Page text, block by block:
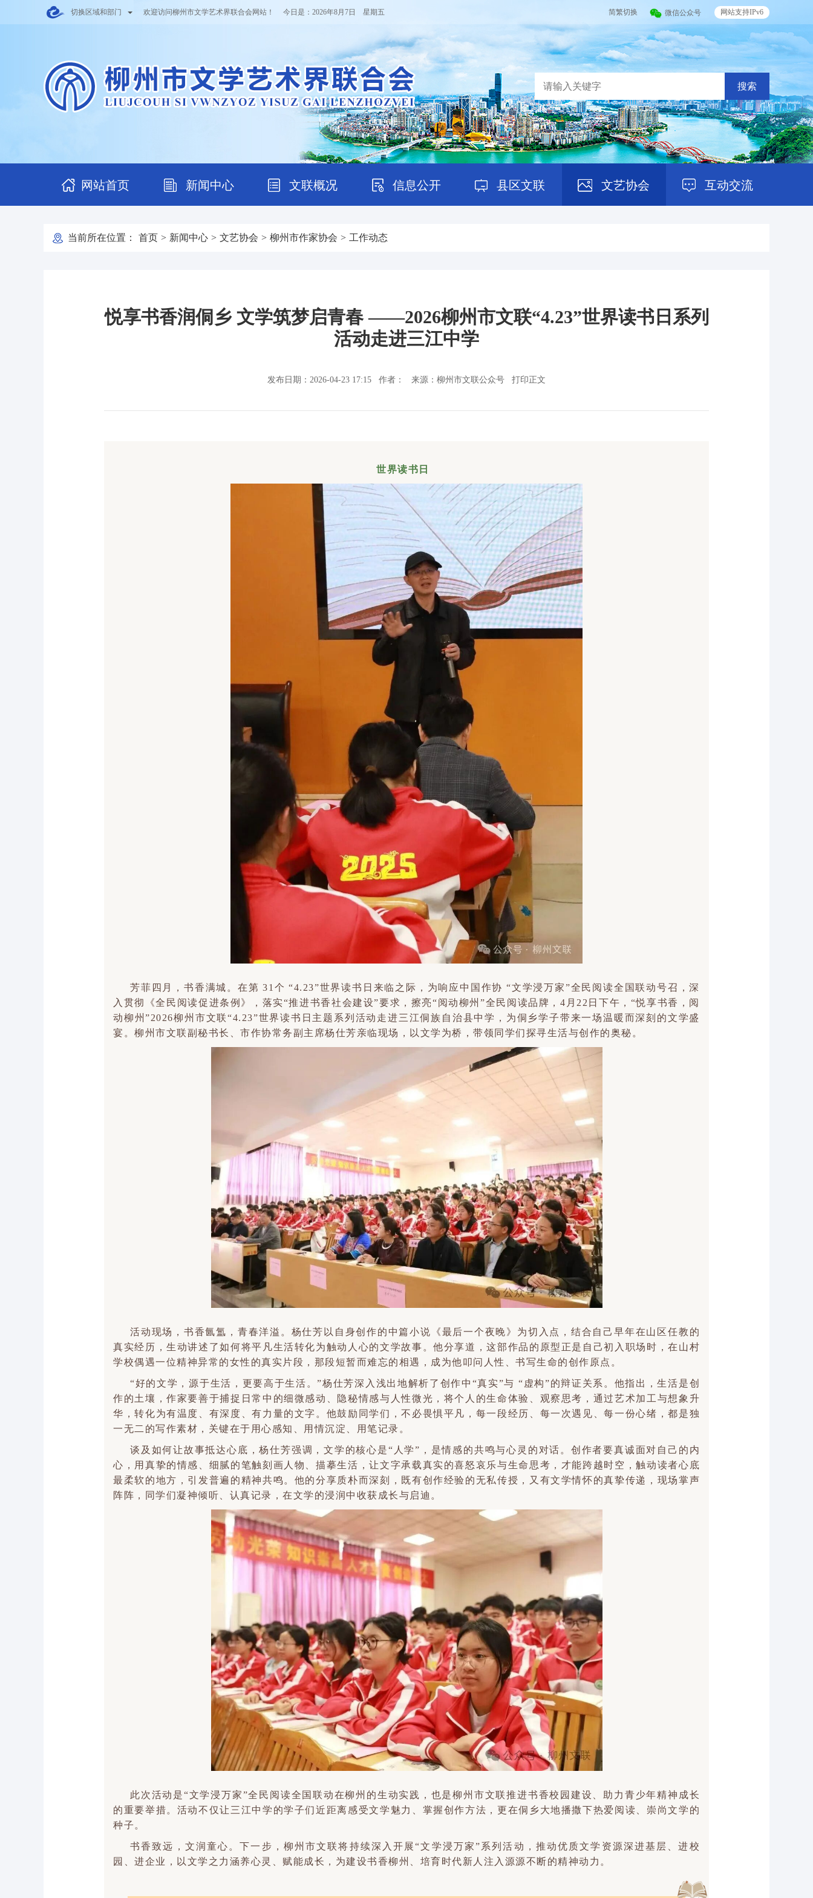
切换区域和部门 网站支持IPv6
简繁切换 微信公众号
欢迎访问柳州市文学艺术界联合会网站！ 今日是： 2026年8月7日 星期五
搜索
网站首页 新闻中心 文联概况 信息公开 县区文联 文艺协会 互动交流
当前所在位置： 首页 > 新闻中心 > 文艺协会 > 柳州市作家协会 > 工作动态
悦享书香润侗乡 文学筑梦启青春 ——2026柳州市文联“4.23”世界读书日系列
活动走进三江中学
发布日期：2026-04-23 17:15 作者： 来源：柳州市文联公众号 打印正文
世界读书日
芳菲四月，书香满城。在第 31个 “4.23”世界读书日来临之际，为响应中国作协 “文学浸万家”全民阅读全国联动号召，深
入贯彻《全民阅读促进条例》，落实“推进书香社会建设”要求，擦亮“阅动柳州”全民阅读品牌，4月22日下午，“悦享书香，阅
动柳州”2026柳州市文联“4.23”世界读书日主题系列活动走进三江侗族自治县中学，为侗乡学子带来一场温暖而深刻的文学盛
宴。柳州市文联副秘书长、市作协常务副主席杨仕芳亲临现场，以文学为桥，带领同学们探寻生活与创作的奥秘。
活动现场，书香氤氲，青春洋溢。杨仕芳以自身创作的中篇小说《最后一个夜晚》为切入点，结合自己早年在山区任教的
真实经历，生动讲述了如何将平凡生活转化为触动人心的文学故事。他分享道，这部作品的原型正是自己初入职场时，在山村
学校偶遇一位精神异常的女性的真实片段，那段短暂而难忘的相遇，成为他叩问人性、书写生命的创作原点。
“好的文学，源于生活，更要高于生活。”杨仕芳深入浅出地解析了创作中“真实”与 “虚构”的辩证关系。他指出，生活是创
作的土壤，作家要善于捕捉日常中的细微感动、隐秘情感与人性微光，将个人的生命体验、观察思考，通过艺术加工与想象升
华，转化为有温度、有深度、有力量的文字。他鼓励同学们，不必畏惧平凡，每一段经历、每一次遇见、每一份心绪，都是独
一无二的写作素材，关键在于用心感知、用情沉淀、用笔记录。
谈及如何让故事抵达心底，杨仕芳强调，文学的核心是“人学”，是情感的共鸣与心灵的对话。创作者要真诚面对自己的内
心，用真挚的情感、细腻的笔触刻画人物、描摹生活，让文字承载真实的喜怒哀乐与生命思考，才能跨越时空，触动读者心底
最柔软的地方，引发普遍的精神共鸣。他的分享质朴而深刻，既有创作经验的无私传授，又有文学情怀的真挚传递，现场掌声
阵阵，同学们凝神倾听、认真记录，在文学的浸润中收获成长与启迪。
此次活动是“文学浸万家”全民阅读全国联动在柳州的生动实践，也是柳州市文联推进书香校园建设、助力青少年精神成长
的重要举措。活动不仅让三江中学的学子们近距离感受文学魅力、掌握创作方法，更在侗乡大地播撒下热爱阅读、崇尚文学的
种子。
书香致远，文润童心。下一步，柳州市文联将持续深入开展“文学浸万家”系列活动，推动优质文学资源深进基层、进校
园、进企业，以文学之力涵养心灵、赋能成长，为建设书香柳州、培育时代新人注入源源不断的精神动力。